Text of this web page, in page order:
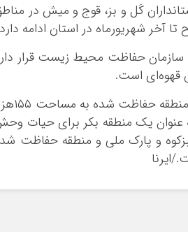
کَل و بز، قوج و میش در
آخر شهریورماه در استان ادامه
سازمان حفاظت محیط زیست قرار
قهوه‌ای‌ است.
چهارمحال و بختیاری با دارا بودن یک پارک ملی و یک اثر
شکار ممنوع به مساحت ۵۱ هزار و ۷۲۴ هکتار به عنوان یک منطقه بکر برای حیات
و پارک ملی و منطقه حفاظت
ایرنا